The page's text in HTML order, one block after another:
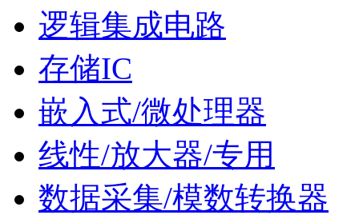
逻辑集成电路
存储IC
嵌入式/微处理器
线性/放大器/专用
数据采集/模数转换器